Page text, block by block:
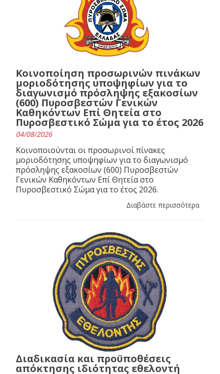
Κοινοποίηση προσωρινών πινάκων
μοριοδότησης υποψηφίων για το
διαγωνισμό πρόσληψης εξακοσίων
(600) Πυροσβεστών Γενικών
Καθηκόντων Επί Θητεία στο
Πυροσβεστικό Σώμα για το έτος 2026
04/08/2026
Κοινοποιούνται οι προσωρινοί πίνακες
μοριοδότησης υποψηφίων για το διαγωνισμό
πρόσληψης εξακοσίων (600) Πυροσβεστών
Γενικών Καθηκόντων Επί Θητεία στο
Πυροσβεστικό Σώμα για το έτος 2026.
Διαβάστε περισσότερα
Διαδικασία και προϋποθέσεις
απόκτησης ιδιότητας εθελοντή